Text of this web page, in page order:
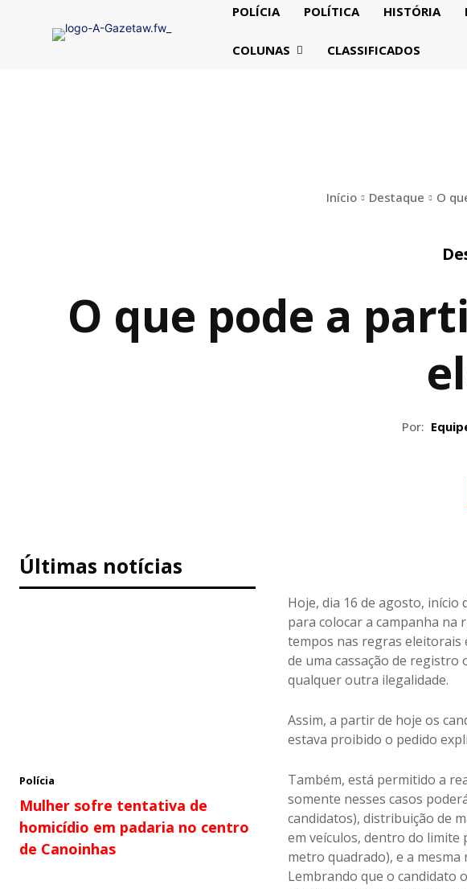
POLÍCIA POLÍTICA HISTÓRIA
COLUNAS CLASSIFICADOS
Início Destaque O
O que pode a
Por:
Últimas notícias
Polícia
Mulher sofre tentativa de
homicídio em padaria no centro
de Canoinhas
Hoje, dia 16 de agosto,
para colocar a campanha
tempos nas regras eleitorais
de uma cassação de
qualquer outra ilegalidade.
Assim, a partir de hoje os
estava proibido o pedido
Também, está permitido a
somente nesses casos
candidatos), distribuição de
em veículos, dentro do limite
metro quadrado), e a
Lembrando que o candidato